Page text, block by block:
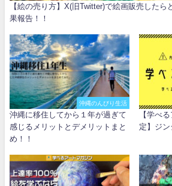
【絵の売り方】X(旧Twitter)で絵画販売したら
果報告！！
沖縄のんびり生活
沖縄に移住してから１年が過ぎて
感じるメリットとデメリットまと
め！！
【学べ
定】ジン